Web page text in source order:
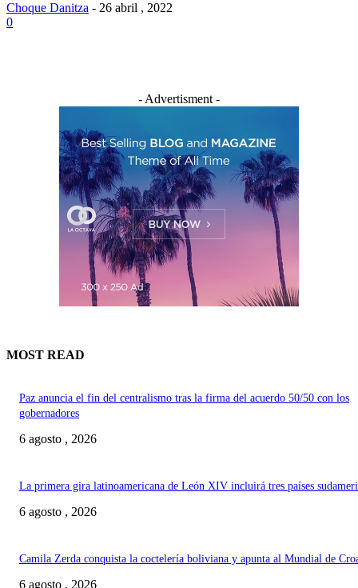
Choque Danitza - 26 abril , 2022
0
- Advertisment -
MOST READ
Paz anuncia el fin del centralismo tras la firma del acuerdo 50/50 con los
gobernadores
6 agosto , 2026
La primera gira latinoamericana de León XIV incluirá tres países
6 agosto , 2026
Camila Zerda conquista la coctelería boliviana y apunta al Mundial de
6 agosto , 2026